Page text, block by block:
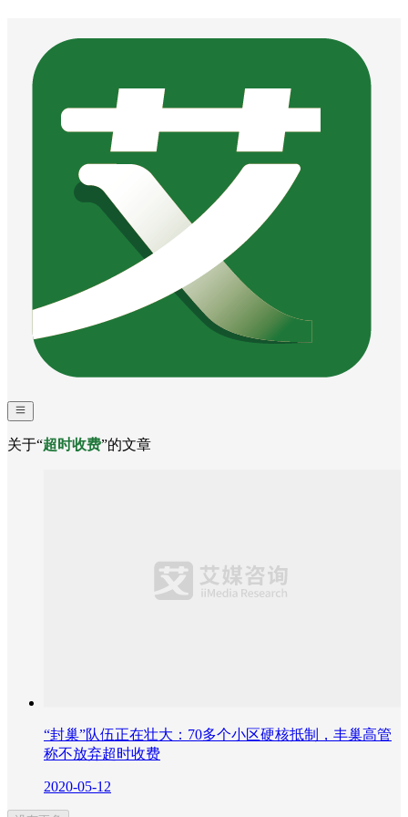
关于“超时收费”的文章
“封巢”队伍正在壮大：70多个小区硬核抵制，丰巢高管
称不放弃超时收费
2020-05-12